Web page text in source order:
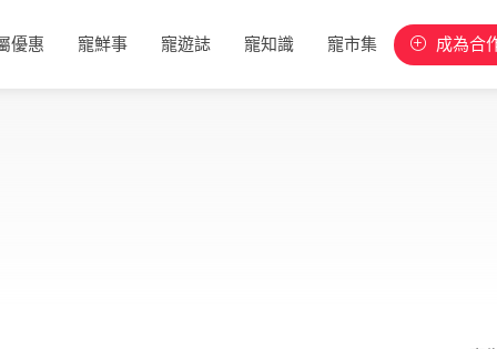
優惠 寵鮮事 寵遊誌 寵知識 寵市集 成為合